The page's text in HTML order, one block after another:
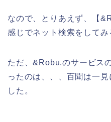
なので、とりあえず、【
感じでネット検索をしてみ
ただ、&Robu.のサービス
ったのは、、、百聞は一
した。